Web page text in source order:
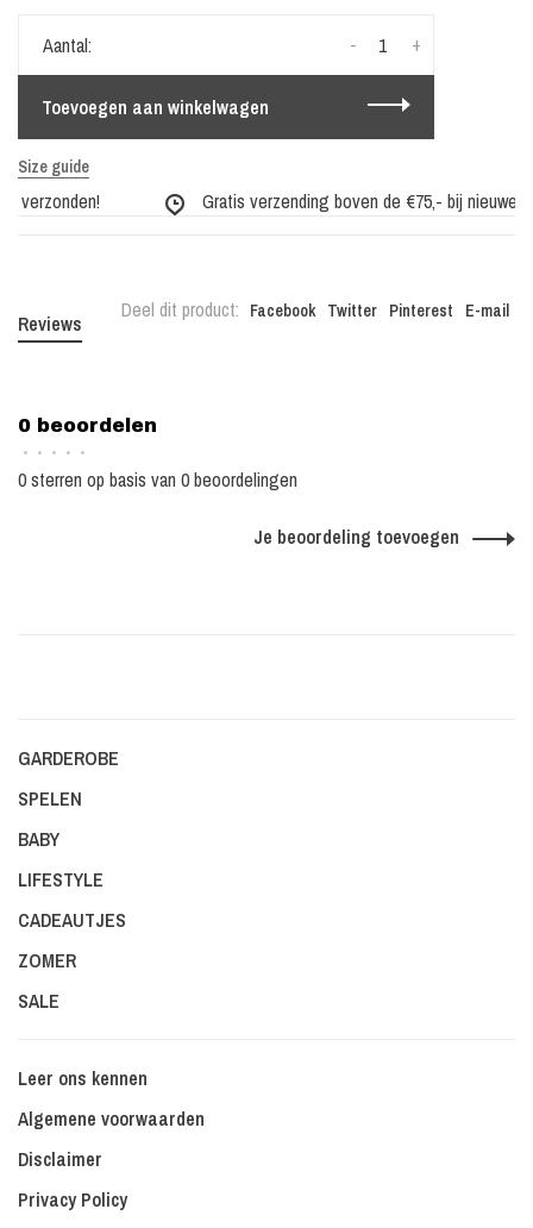
Aantal: +
-
Toevoegen aan winkelwagen
Size guide
Gratis verzending boven de €75,- bij nieuwe
Deel dit product: Facebook Twitter Pinterest E-mail
Reviews
0 beoordelen
• • • • •
0 sterren op basis van 0 beoordelingen
Je beoordeling toevoegen
GARDEROBE
SPELEN
BABY
LIFESTYLE
CADEAUTJES
ZOMER
SALE
Leer ons kennen
Algemene voorwaarden
Disclaimer
Privacy Policy